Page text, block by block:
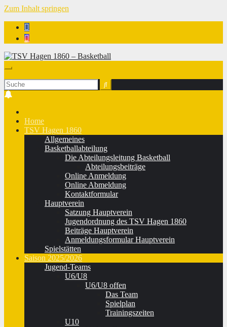
Zum Inhalt springen
Home
TSV Hagen 1860
Allgemeines
Basketballabteilung
Die Abteilungsleitung Basketball
Abteilungsbeiträge
Online Anmeldung
Online Abmeldung
Kontaktformular
Hauptverein
Satzung Hauptverein
Jugendordnung des TSV Hagen 1860
Beiträge Hauptverein
Anmeldungsformular Hauptverein
Spielstätten
Saison 2025/2026
Jugend-Teams
U6/U8
U6/U8 offen
Das Team
Spielplan
Trainingszeiten
U10